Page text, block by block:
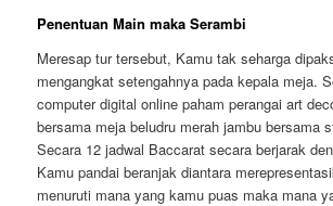
Penentuan Main maka Serambi
Meresap tur tersebut, Kamu tak seharga
mengangkat setengahnya pada kepala meja.
computer digital online paham perangai art
bersama meja beludru merah jambu bersama
Secara 12 jadwal Baccarat secara berjarak
Kamu pandai beranjak diantara
menuruti mana yang kamu puas maka mana